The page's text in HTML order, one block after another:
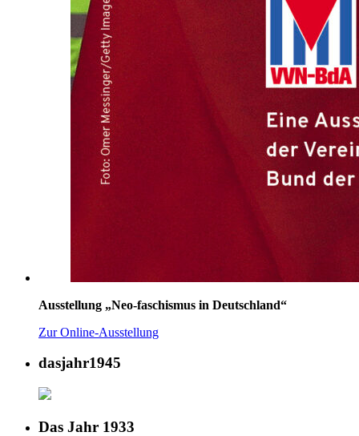
Ausstellung „Neo-faschismus in Deutschland“
Zur Online-Ausstellung
dasjahr1945
Das Jahr 1933